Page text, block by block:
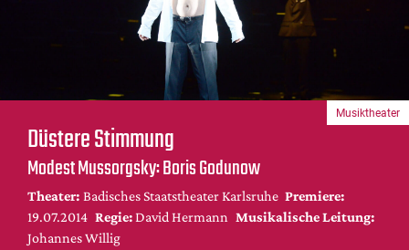
Festivals & Veranstaltungen
Menschen & Theater
Themen
Internationales
Nachrufe
Medientipps
Düstere Stimmung
Modest Mussorgsky: Boris Godunow
Theater: Badisches Staatstheater Karlsruhe Premiere:
19.07.2014 Regie: David Hermann Musikalische Leitung:
Johannes Willig
Musiktheater